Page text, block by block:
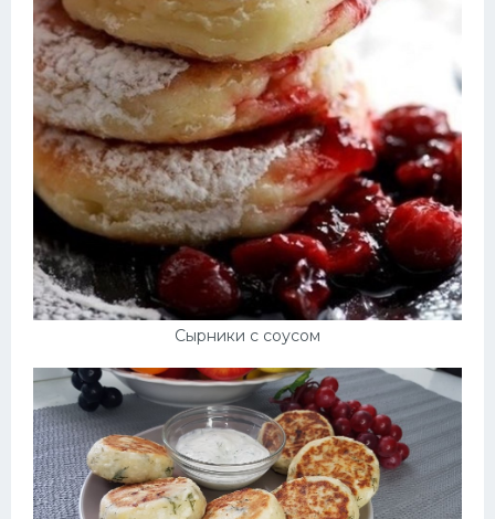
Сырники с соусом